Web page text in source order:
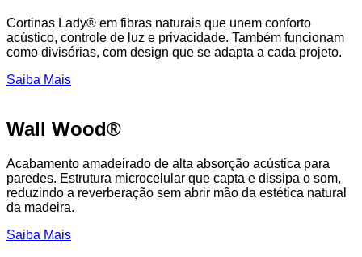
Cortinas Lady® em fibras naturais que unem conforto
acústico, controle de luz e privacidade. Também funcionam
como divisórias, com design que se adapta a cada projeto.
Saiba Mais
Wall Wood®
Acabamento amadeirado de alta absorção acústica para
paredes. Estrutura microcelular que capta e dissipa o som,
reduzindo a reverberação sem abrir mão da estética natural
da madeira.
Saiba Mais